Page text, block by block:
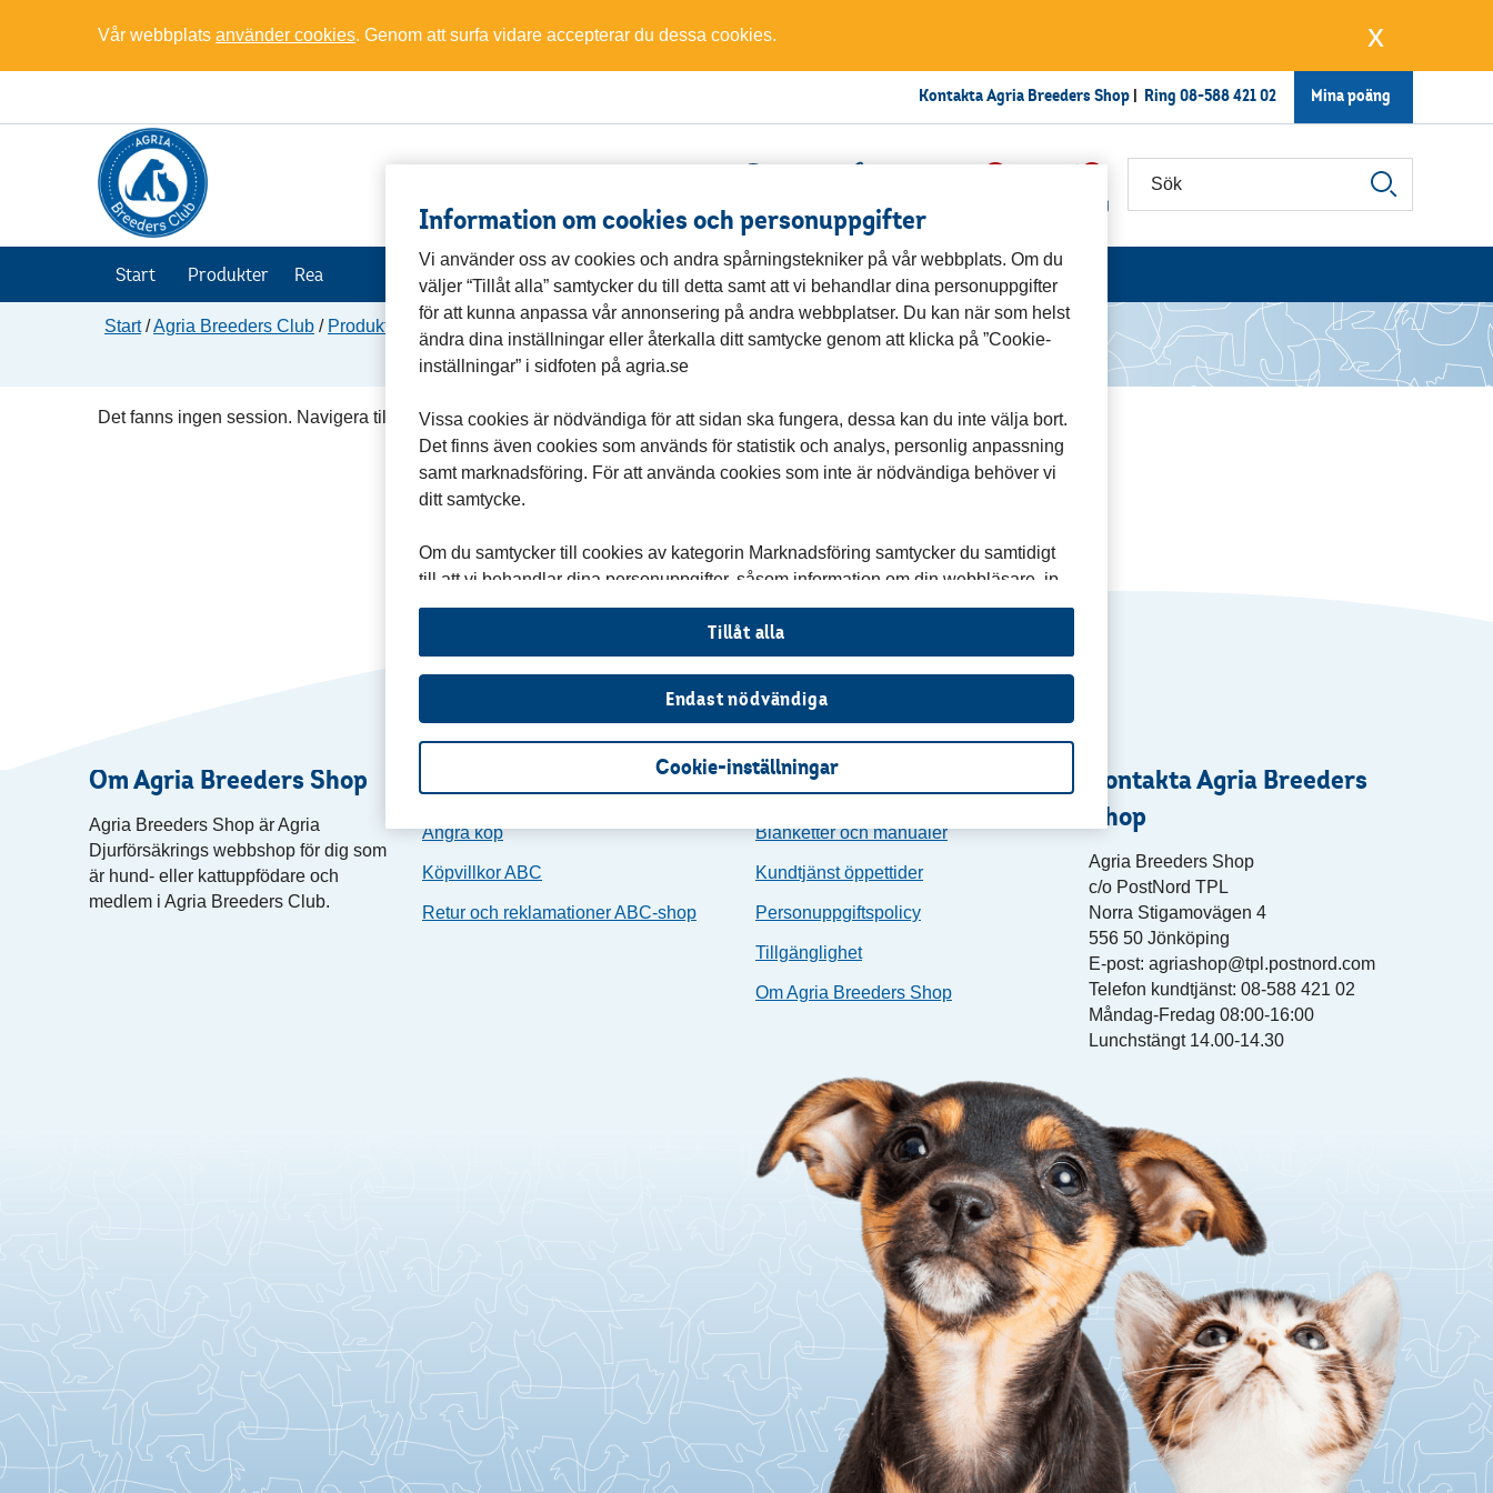
Vår webbplats använder cookies. Genom att surfa vidare accepterar du dessa cookies. x
Mina poäng
Kontakta Agria Breeders Shop | Ring 08-588 421 02
Kontakta oss Varukorg
Start Produkter Rea
Start/Agria Breeders Club / Produkter
Det fanns ingen session. Navigera tillbaka till www.agriabreedersclub.se och försök igen.
Om Agria Breeders Shop
Agria Breeders Shop är Agria
Djurförsäkrings webbshop för dig som
är hund- eller kattuppfödare och
medlem i Agria Breeders Club.
Ångra köp
Köpvillkor ABC
Retur och reklamationer ABC-shop
Kundservice
Blanketter och manualer
Kundtjänst öppettider
Personuppgiftspolicy
Tillgänglighet
Om Agria Breeders Shop
Kontakta Agria Breeders
Shop
Agria Breeders Shop
c/o PostNord TPL
Norra Stigamovägen 4
556 50 Jönköping
E-post: agriashop@tpl.postnord.com
Telefon kundtjänst: 08-588 421 02
Måndag-Fredag 08:00-16:00
Lunchstängt 14.00-14.30
Information om cookies och personuppgifter
Vi använder oss av cookies och andra spårningstekniker på vår webbplats. Om du
väljer “Tillåt alla” samtycker du till detta samt att vi behandlar dina personuppgifter
för att kunna anpassa vår annonsering på andra webbplatser. Du kan när som helst
ändra dina inställningar eller återkalla ditt samtycke genom att klicka på ”Cookie-
inställningar” i sidfoten på agria.se
Vissa cookies är nödvändiga för att sidan ska fungera, dessa kan du inte välja bort.
Det finns även cookies som används för statistik och analys, personlig anpassning
samt marknadsföring. För att använda cookies som inte är nödvändiga behöver vi
ditt samtycke.
Om du samtycker till cookies av kategorin Marknadsföring samtycker du samtidigt
till att vi behandlar dina personuppgifter, såsom information om din webbläsare, ip-
nummer och uppgifter om din aktivitet på vår webbplats (till exempel vilka sidor som
visats och hur du interagerat med sajten). Vi delar uppgifter såsom om målgrupp,
IP-adress och unika identifieringsnummer med Google, Meta samt Microsoft för att
Läs mer om hur vi behandlar personuppgifter när du besöker vår webbplats »
Endast nödvändiga
Tillåt alla
Cookie-inställningar